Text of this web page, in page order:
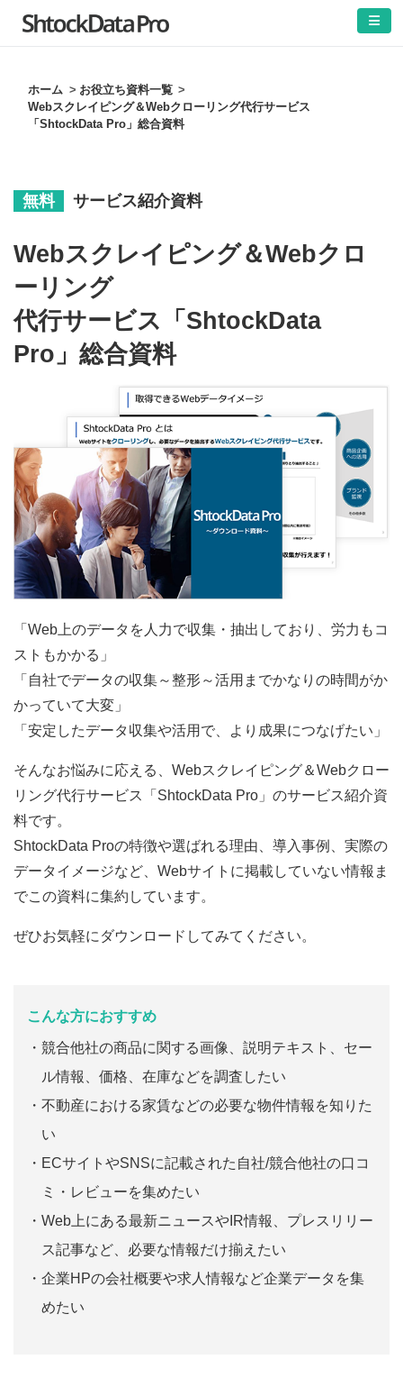
ホーム
お役立ち資料一覧
Webスクレイピング＆Webクローリング代行サービス
「ShtockData Pro」総合資料
無料 サービス紹介資料
Webスクレイピング＆Webクロ
ーリング
代行サービス「ShtockData
Pro」総合資料
「Web上のデータを人力で収集・抽出しており、労力もコ
ストもかかる」
「自社でデータの収集～整形～活用までかなりの時間がか
かっていて大変」
「安定したデータ収集や活用で、より成果につなげたい」
そんなお悩みに応える、Webスクレイピング＆Webクロー
リング代行サービス「ShtockData Pro」のサービス紹介資
料です。
ShtockData Proの特徴や選ばれる理由、導入事例、実際の
データイメージなど、Webサイトに掲載していない情報ま
でこの資料に集約しています。
ぜひお気軽にダウンロードしてみてください。
こんな方におすすめ
競合他社の商品に関する画像、説明テキスト、セー
ル情報、価格、在庫などを調査したい
不動産における家賃などの必要な物件情報を知りた
い
ECサイトやSNSに記載された自社/競合他社の口コ
ミ・レビューを集めたい
Web上にある最新ニュースやIR情報、プレスリリー
ス記事など、必要な情報だけ揃えたい
企業HPの会社概要や求人情報など企業データを集
めたい